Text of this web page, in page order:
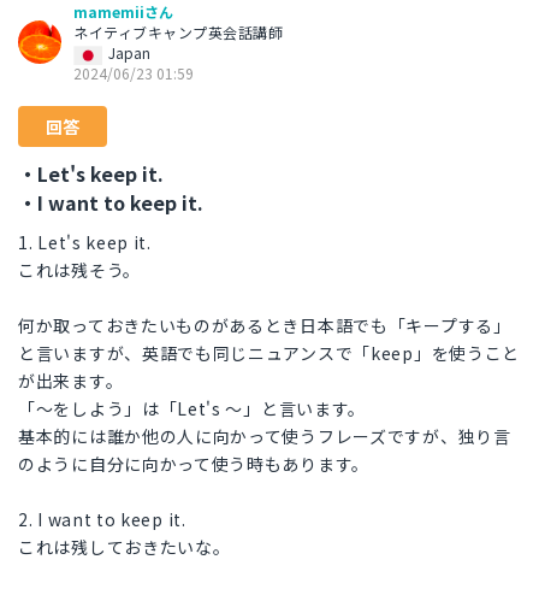
mamemiiさん
ネイティブキャンプ英会話講師
Japan
2024/06/23 01:59
回答
・Let's keep it.
・I want to keep it.
1. Let's keep it.
これは残そう。
何か取っておきたいものがあるとき日本語でも「キープする」
と言いますが、英語でも同じニュアンスで「keep」を使うこと
が出来ます。
「〜をしよう」は「Let's 〜」と言います。
基本的には誰か他の人に向かって使うフレーズですが、独り言
のように自分に向かって使う時もあります。
2. I want to keep it.
これは残しておきたいな。